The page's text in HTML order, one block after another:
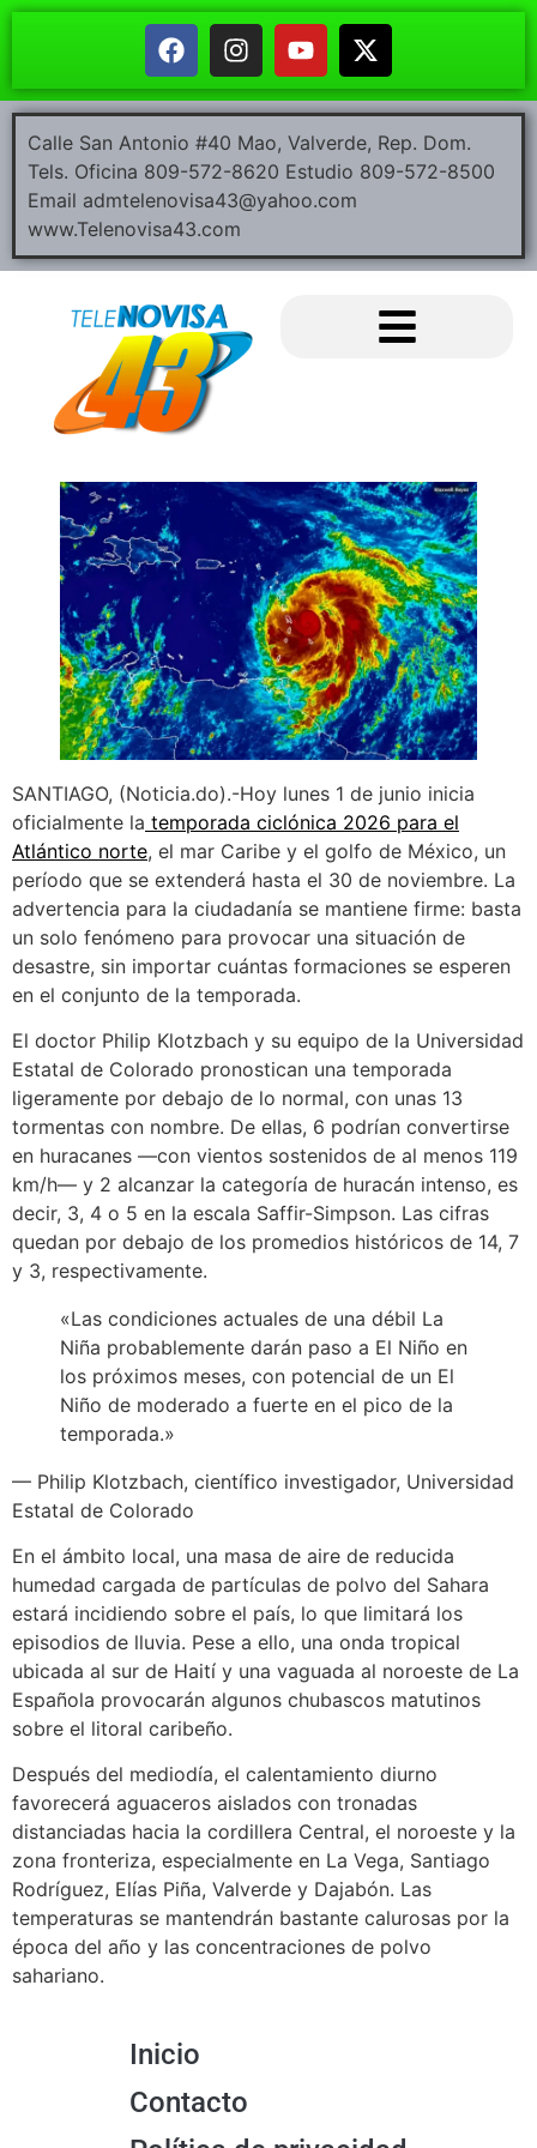
Calle San Antonio #40 Mao, Valverde, Rep. Dom.
Tels. Oficina 809-572-8620 Estudio 809-572-8500
Email admtelenovisa43@yahoo.com
www.Telenovisa43.com
SANTIAGO, (Noticia.do).-Hoy lunes 1 de junio inicia
oficialmente la temporada ciclónica 2026 para el
Atlántico norte, el mar Caribe y el golfo de México, un
período que se extenderá hasta el 30 de noviembre. La
advertencia para la ciudadanía se mantiene firme: basta
un solo fenómeno para provocar una situación de
desastre, sin importar cuántas formaciones se esperen
en el conjunto de la temporada.
El doctor Philip Klotzbach y su equipo de la Universidad
Estatal de Colorado pronostican una temporada
ligeramente por debajo de lo normal, con unas 13
tormentas con nombre. De ellas, 6 podrían convertirse
en huracanes —con vientos sostenidos de al menos 119
km/h— y 2 alcanzar la categoría de huracán intenso, es
decir, 3, 4 o 5 en la escala Saffir-Simpson. Las cifras
quedan por debajo de los promedios históricos de 14, 7
y 3, respectivamente.
«Las condiciones actuales de una débil La
Niña probablemente darán paso a El Niño en
los próximos meses, con potencial de un El
Niño de moderado a fuerte en el pico de la
temporada.»
— Philip Klotzbach, científico investigador, Universidad
Estatal de Colorado
En el ámbito local, una masa de aire de reducida
humedad cargada de partículas de polvo del Sahara
estará incidiendo sobre el país, lo que limitará los
episodios de lluvia. Pese a ello, una onda tropical
ubicada al sur de Haití y una vaguada al noroeste de La
Española provocarán algunos chubascos matutinos
sobre el litoral caribeño.
Después del mediodía, el calentamiento diurno
favorecerá aguaceros aislados con tronadas
distanciadas hacia la cordillera Central, el noroeste y la
zona fronteriza, especialmente en La Vega, Santiago
Rodríguez, Elías Piña, Valverde y Dajabón. Las
temperaturas se mantendrán bastante calurosas por la
época del año y las concentraciones de polvo
sahariano.
Inicio
Contacto